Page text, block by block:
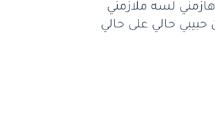
كلليلةعلىبالي
لسه ملازمني
حالي على حالي